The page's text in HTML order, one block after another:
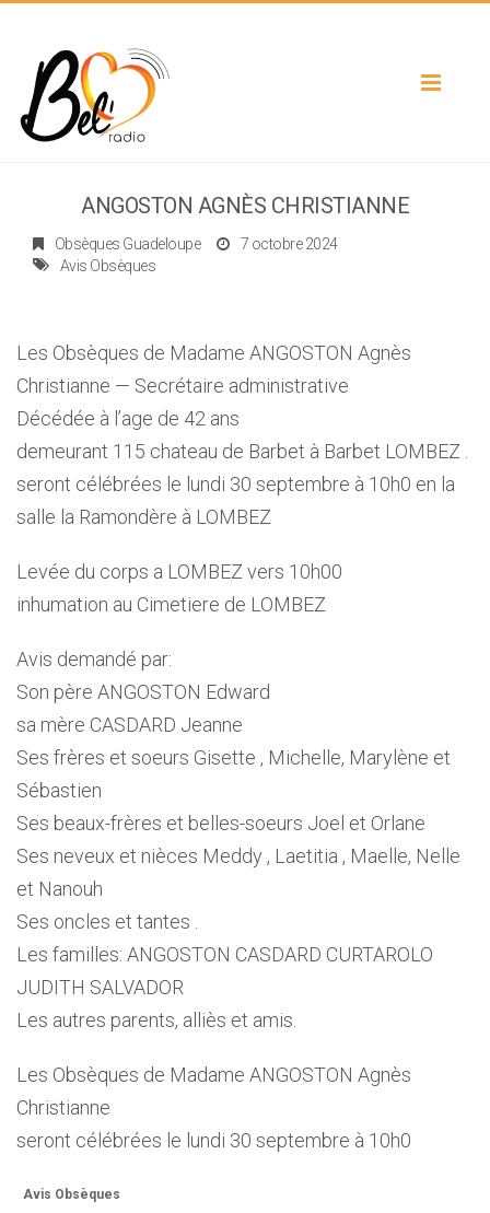
Toggle
ANGOSTON AGNÈS CHRISTIANNE
Obsèques Guadeloupe
7 octobre 2024
Avis Obsèques
Les Obsèques de Madame ANGOSTON Agnès
Christianne — Secrétaire administrative
Décédée à l’age de 42 ans
demeurant 115 chateau de Barbet à Barbet LOMBEZ .
seront célébrées le lundi 30 septembre à 10h0 en la
salle la Ramondère à LOMBEZ
Levée du corps a LOMBEZ vers 10h00
inhumation au Cimetiere de LOMBEZ
Avis demandé par:
Son père ANGOSTON Edward
sa mère CASDARD Jeanne
Ses frères et soeurs Gisette , Michelle, Marylène et
Sébastien
Ses beaux-frères et belles-soeurs Joel et Orlane
Ses neveux et nièces Meddy , Laetitia , Maelle, Nelle
et Nanouh
Ses oncles et tantes .
Les familles: ANGOSTON CASDARD CURTAROLO
JUDITH SALVADOR
Les autres parents, alliès et amis.
Les Obsèques de Madame ANGOSTON Agnès
Christianne
seront célébrées le lundi 30 septembre à 10h0
Avis Obsèques